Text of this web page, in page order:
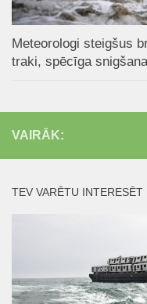
Meteorologi steigšus
traki, spēcīga
VAIRĀK:
TEV VARĒTU INTERESĒT